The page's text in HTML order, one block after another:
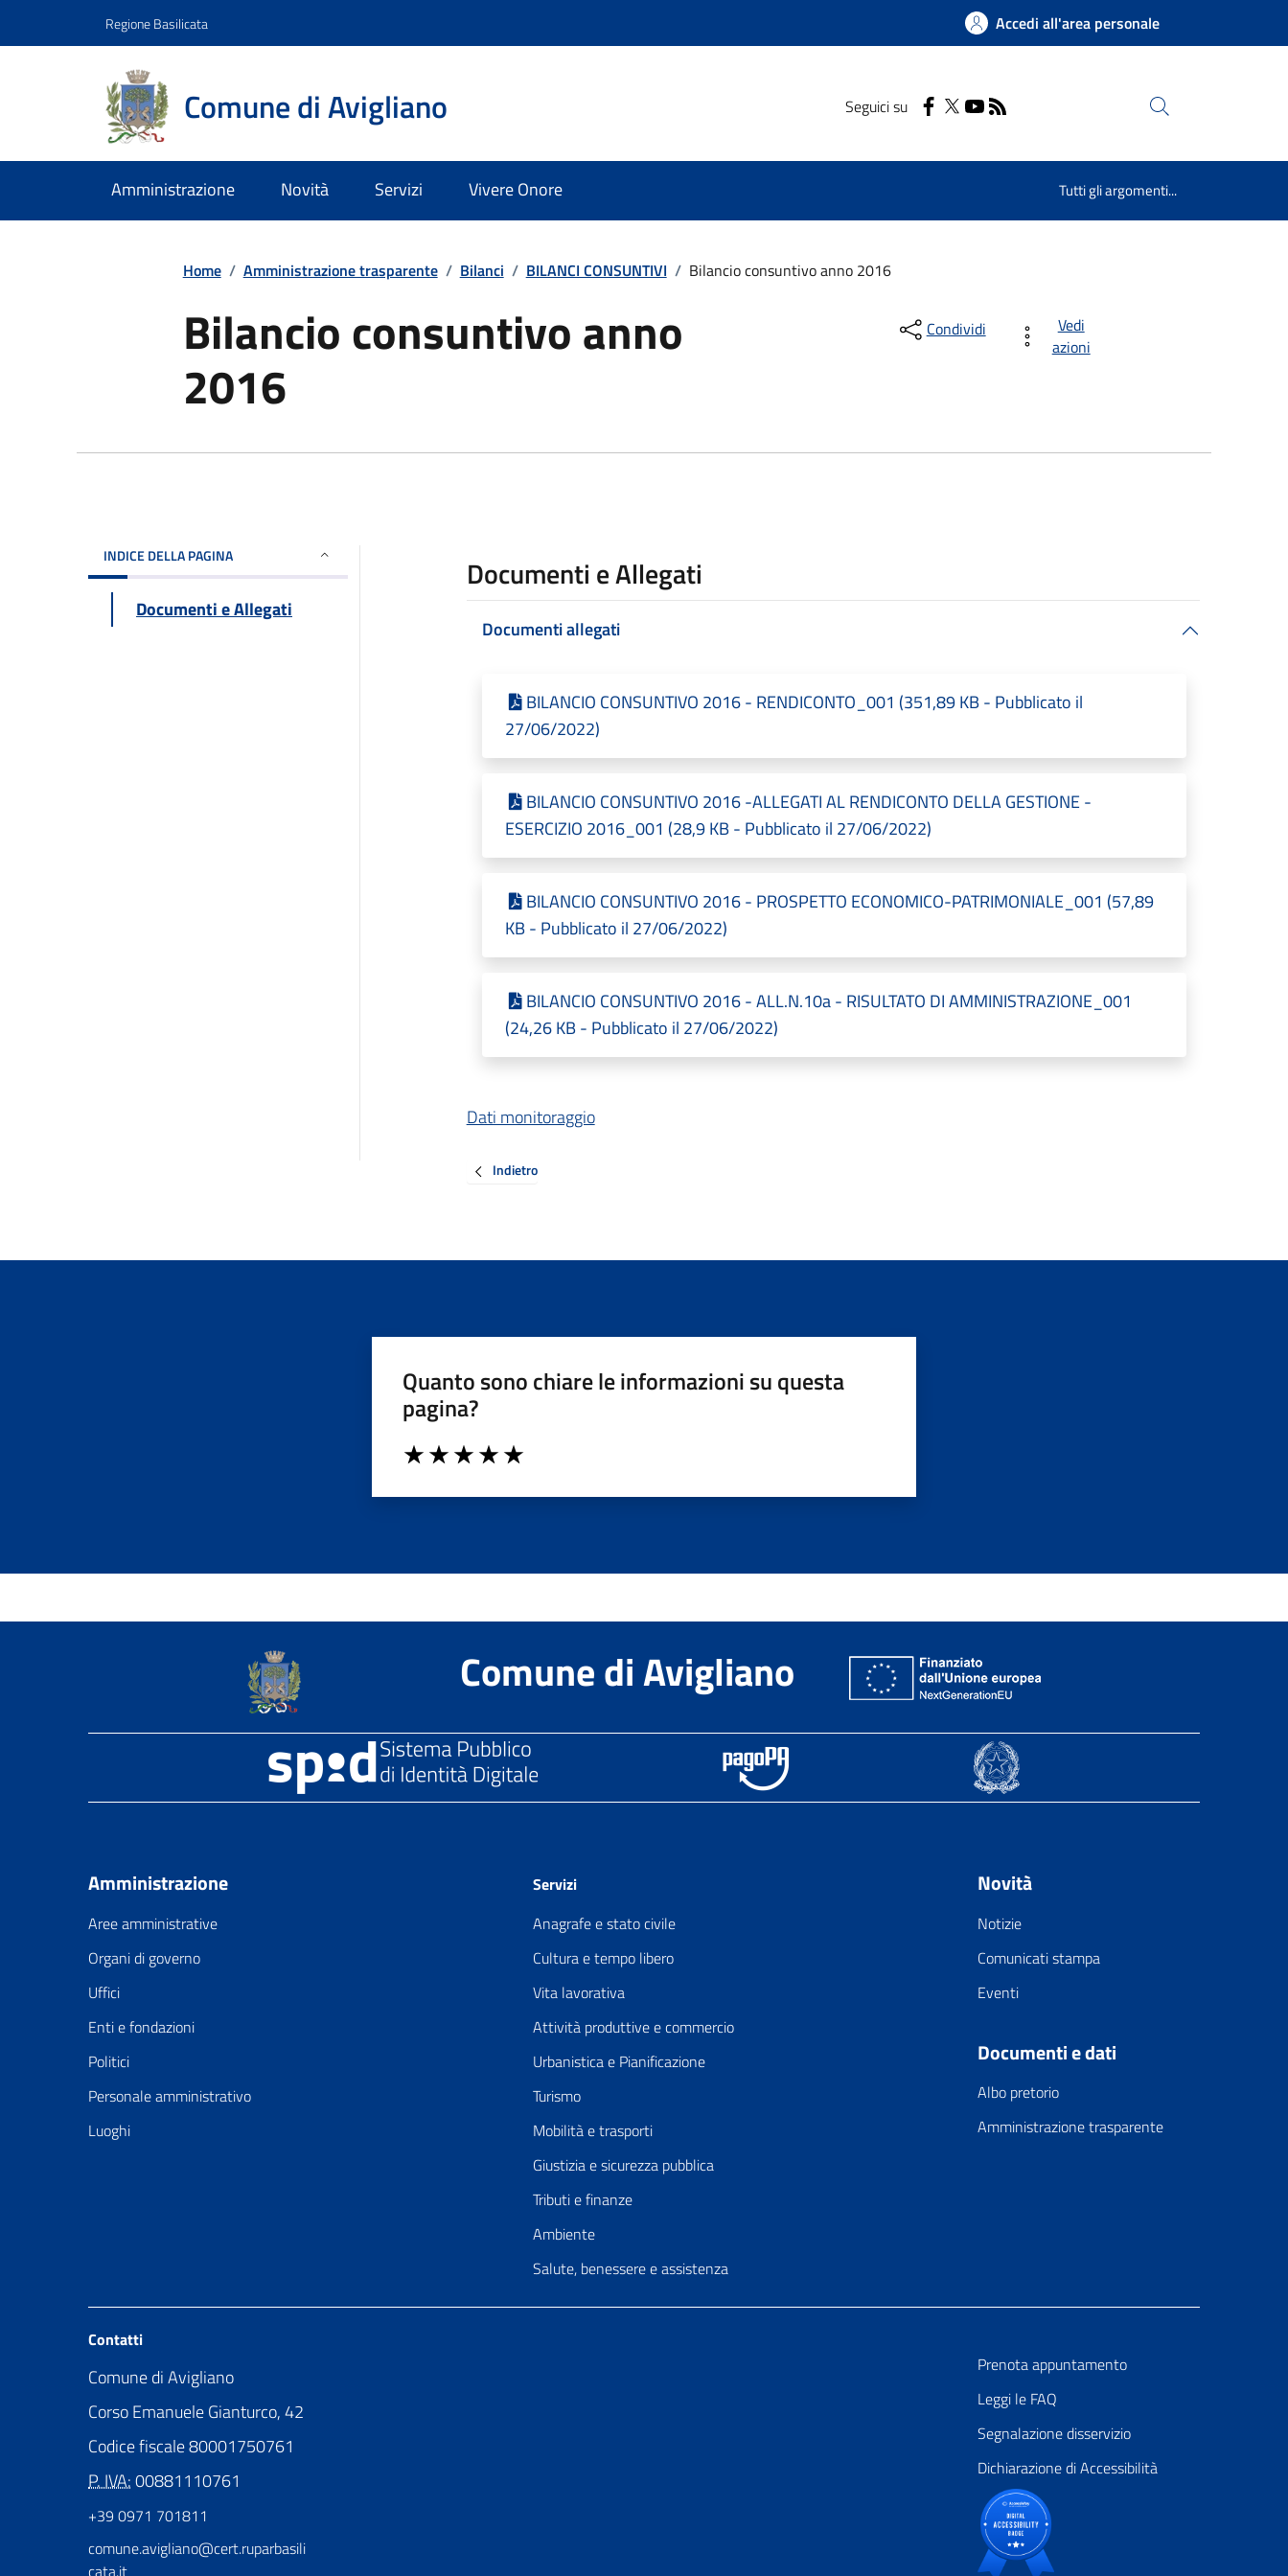
Regione Basilicata Accedi all'area personale
Comune di Avigliano Seguici su
Amministrazione Novità Servizi Vivere Onore Tutti gli argomenti...
Home / Amministrazione trasparente / Bilanci / BILANCI CONSUNTIVI / Bilancio consuntivo anno 2016
Bilancio consuntivo anno
2016
Condividi
Vedi
azioni
INDICE DELLA PAGINA
Documenti e Allegati
Documenti e Allegati
Documenti allegati
BILANCIO CONSUNTIVO 2016 - RENDICONTO_001 (351,89 KB - Pubblicato il
27/06/2022)
BILANCIO CONSUNTIVO 2016 -ALLEGATI AL RENDICONTO DELLA GESTIONE -
ESERCIZIO 2016_001 (28,9 KB - Pubblicato il 27/06/2022)
BILANCIO CONSUNTIVO 2016 - PROSPETTO ECONOMICO-PATRIMONIALE_001 (57,89
KB - Pubblicato il 27/06/2022)
BILANCIO CONSUNTIVO 2016 - ALL.N.10a - RISULTATO DI AMMINISTRAZIONE_001
(24,26 KB - Pubblicato il 27/06/2022)
Dati monitoraggio
Indietro
Quanto sono chiare le informazioni su questa
pagina?
Valuta da 1 a 5 stelle la pagina
Comune di Avigliano
Amministrazione
Aree amministrative
Organi di governo
Uffici
Enti e fondazioni
Politici
Personale amministrativo
Luoghi
Servizi
Anagrafe e stato civile
Cultura e tempo libero
Vita lavorativa
Attività produttive e commercio
Urbanistica e Pianificazione
Turismo
Mobilità e trasporti
Giustizia e sicurezza pubblica
Tributi e finanze
Ambiente
Salute, benessere e assistenza
Novità
Notizie
Comunicati stampa
Eventi
Documenti e dati
Albo pretorio
Amministrazione trasparente
Contatti
Comune di Avigliano
Corso Emanuele Gianturco, 42
Codice fiscale 80001750761
P. IVA:00881110761
+39 0971 701811
comune.avigliano@cert.ruparbasili
Prenota appuntamento
Leggi le FAQ
Segnalazione disservizio
Dichiarazione di Accessibilità